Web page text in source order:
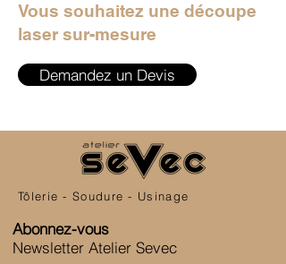
Vous souhaitez une découpe
laser sur-mesure
Demandez un Devis
Tôlerie - Soudure - Usinage
Abonnez-vous
Newsletter Atelier Sevec